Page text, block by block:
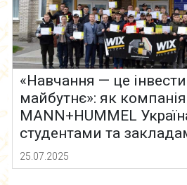
«Навчання — це
майбутнє»: як компанія
MANN+HUMMEL
студентами та
25.07.2025